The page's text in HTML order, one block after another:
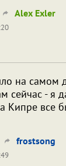
Alex Exler
на самом
сейчас - я
Кипре все
frostsong